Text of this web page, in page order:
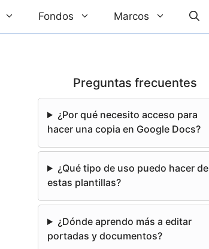
Fondos Marcos
Preguntas frecuentes
¿Por qué necesito acceso para
hacer una copia en Google Docs?
¿Qué tipo de uso puedo hacer de
estas plantillas?
¿Dónde aprendo más a editar
portadas y documentos?